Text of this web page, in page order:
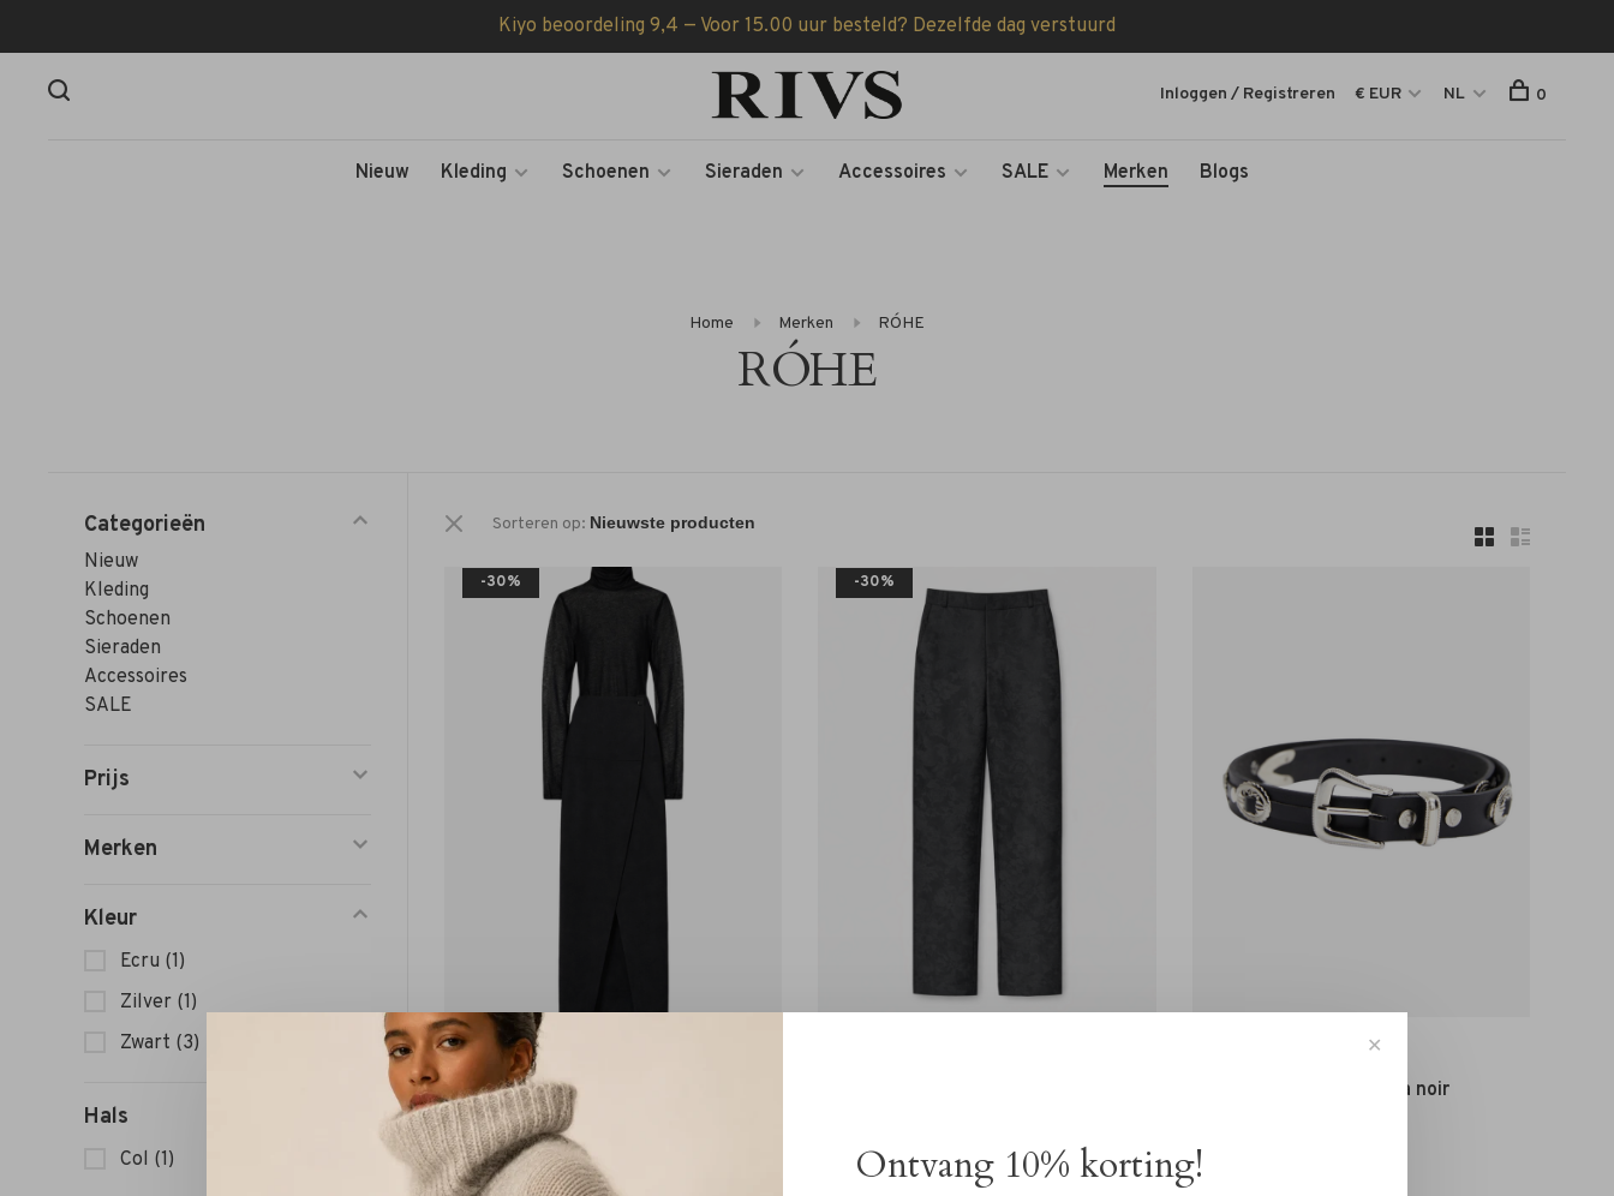
Kiyo beoordeling 9,4 — Voor 15.00 uur besteld? Dezelfde dag verstuurd
Nieuw Kleding Schoenen Sieraden Accessoires SALE Merken Blogs
Inloggen / Registreren € EUR NL 0
Home Merken RÓHE
RÓHE
Categorieën
Nieuw
Kleding
Schoenen
Sieraden
Accessoires
SALE
Prijs
Merken
Kleur
Ecru (1)
Zilver (1)
Zwart (3)
Hals
Col (1)
Sorteren op:
-30%
RÓHE Top Bianca noir
€250,00
-30%
RÓHE Belt Gina noir
✕
Ontvang 10% korting!